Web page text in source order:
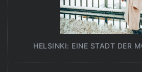
HELSINKI: EINE STADT DER